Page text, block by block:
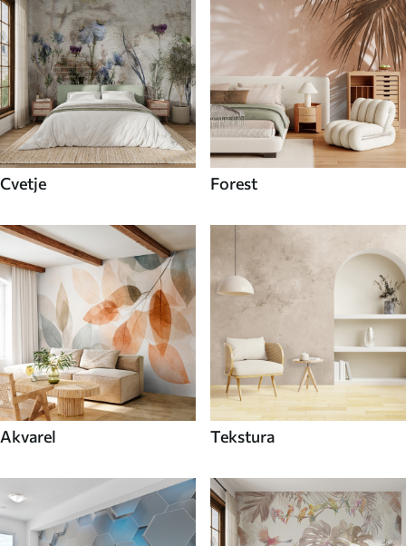
Cvetje Forest
Akvarel Tekstura